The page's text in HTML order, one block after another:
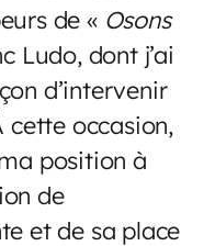
de « Osons
Ludo, dont j’ai
d’intervenir
cette occasion,
position à
de
et de sa place